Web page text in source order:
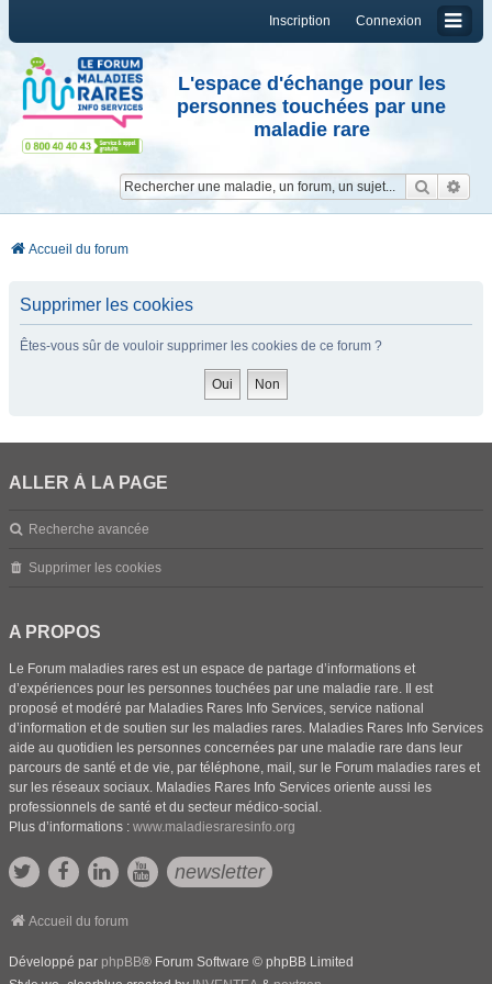
Connexion
Inscription
L'espace d'échange pour les
personnes touchées par une
maladie rare
Accueil du forum
Supprimer les cookies
Êtes-vous sûr de vouloir supprimer les cookies de ce forum ?
ALLER À LA PAGE
Recherche avancée
Supprimer les cookies
A PROPOS
Le Forum maladies rares est un espace de partage d’informations et
d’expériences pour les personnes touchées par une maladie rare. Il est
proposé et modéré par Maladies Rares Info Services, service national
d’information et de soutien sur les maladies rares. Maladies Rares Info Services
aide au quotidien les personnes concernées par une maladie rare dans leur
parcours de santé et de vie, par téléphone, mail, sur le Forum maladies rares et
sur les réseaux sociaux. Maladies Rares Info Services oriente aussi les
professionnels de santé et du secteur médico-social.
Plus d’informations : www.maladiesraresinfo.org
newsletter
Accueil du forum
Développé par phpBB® Forum Software © phpBB Limited